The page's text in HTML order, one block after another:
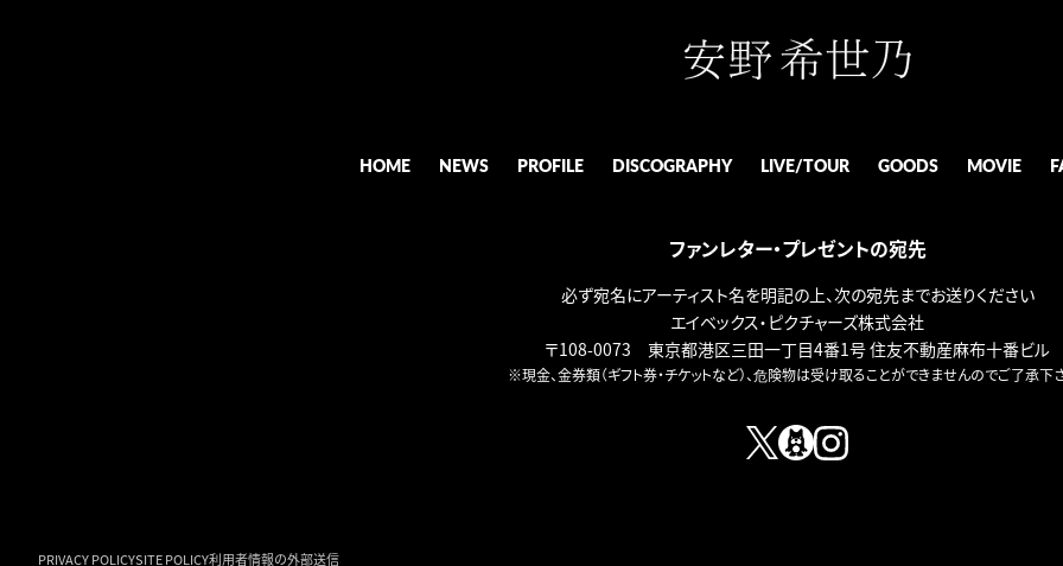
HOME NEWS PROFILE DISCOGRAPHY LIVE/TOUR GOODS MOVIE
ファンレター・プレゼントの宛先
必ず宛名にアーティスト名を明記の上、次の宛先までお送りください
エイベックス・ピクチャーズ株式会社
〒108-0073 東京都港区三田一丁目4番1号 住友不動産麻布十番ビル
※現金、金券類（ギフト券・チケットなど）、危険物は受け取ることができませんのでご了承下さ
PRIVACY POLICYSITE POLICY利用者情報の外部送信